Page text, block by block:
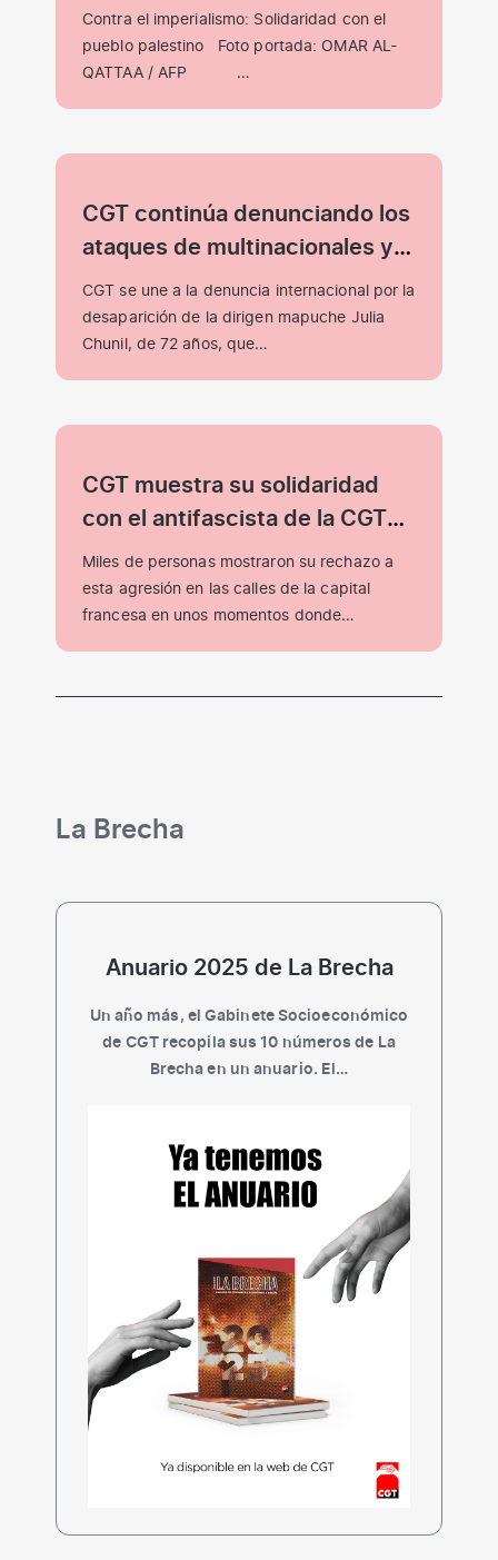
palestino
Contra el imperialismo: Solidaridad con el
pueblo palestino Foto portada: OMAR AL-
QATTAA / AFP …
CGT continúa denunciando los
ataques de multinacionales y
gobernantes hacia el pueblo
mapuche.
CGT se une a la denuncia internacional por la
desaparición de la dirigen mapuche Julia
Chunil, de 72 años, que…
CGT muestra su solidaridad
con el antifascista de la CGT
francesa apuñalado en París
durante la proyección de una
película.
Miles de personas mostraron su rechazo a
esta agresión en las calles de la capital
francesa en unos momentos donde…
La Brecha
Anuario 2025 de La Brecha
Un año más, el Gabinete Socioeconómico
de CGT recopila sus 10 números de La
Brecha en un anuario. El…